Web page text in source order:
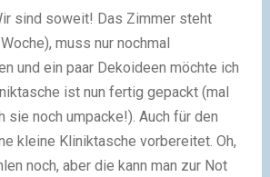
sind soweit! Das Zimmer steht
muss nur nochmal
und ein paar Dekoideen möchte ich
ist nun fertig gepackt (mal
sie noch umpacke!). Auch für den
kleine Kliniktasche vorbereitet. Oh,
noch, aber die kann man zur Not